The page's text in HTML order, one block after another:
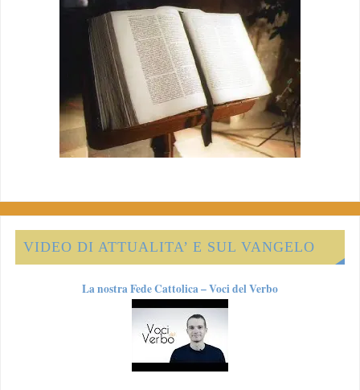
VIDEO DI ATTUALITA’ E SUL VANGELO
La nostra Fede Cattolica – Voci del Verbo